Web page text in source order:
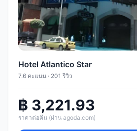
Hotel Atlantico Star
7.6 คะแนน · 201 รีวิว
฿ 3,221.93
ราคาต่อคืน (ผ่าน agoda.com)